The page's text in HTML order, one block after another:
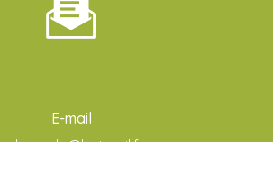
E-mail
aude@hotmail.fr